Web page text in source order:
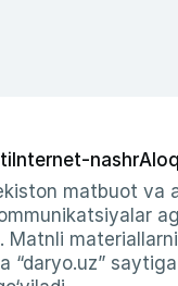
Internet-nashr
matbuot